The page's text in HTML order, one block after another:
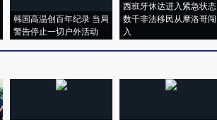
韩国高温创百年纪录 当局
警告停止一切户外活动
西班牙休达进入紧急状态
数千非法移民从摩洛哥闯
入